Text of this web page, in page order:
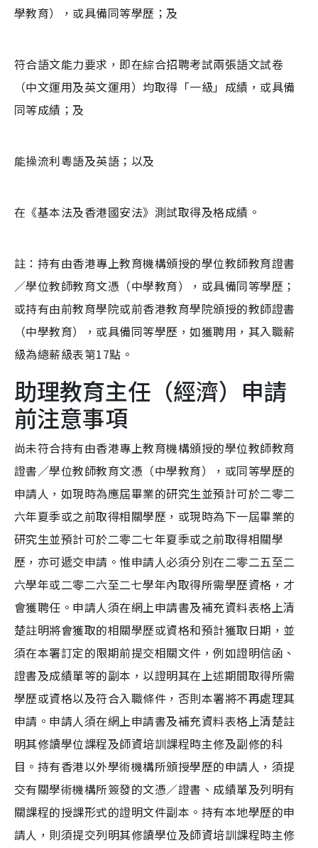
學教育），或具備同等學歷；及
符合語文能力要求，即在綜合招聘考試兩張語文試卷
（中文運用及英文運用）均取得「一級」成績，或具備
同等成績；及
能操流利粵語及英語；以及
在《基本法及香港國安法》測試取得及格成績。
註：持有由香港專上教育機構頒授的學位教師教育證書
／學位教師教育文憑（中學教育），或具備同等學歷；
或持有由前教育學院或前香港教育學院頒授的教師證書
（中學教育），或具備同等學歷，如獲聘用，其入職薪
級為總薪級表第17點。
助理教育主任（經濟）申請
前注意事項
尚未符合持有由香港專上教育機構頒授的學位教師教育
證書／學位教師教育文憑（中學教育），或同等學歷的
申請人，如現時為應屆畢業的研究生並預計可於二零二
六年夏季或之前取得相關學歷，或現時為下一屆畢業的
研究生並預計可於二零二七年夏季或之前取得相關學
歷，亦可遞交申請。惟申請人必須分別在二零二五至二
六學年或二零二六至二七學年內取得所需學歷資格，才
會獲聘任。申請人須在網上申請書及補充資料表格上清
楚註明將會獲取的相關學歷或資格和預計獲取日期，並
須在本署訂定的限期前提交相關文件，例如證明信函、
證書及成績單等的副本，以證明其在上述期間取得所需
學歷或資格以及符合入職條件，否則本署將不再處理其
申請。申請人須在網上申請書及補充資料表格上清楚註
明其修讀學位課程及師資培訓課程時主修及副修的科
目。持有香港以外學術機構所頒授學歷的申請人，須提
交有關學術機構所簽發的文憑／證書、成績單及列明有
關課程的授課形式的證明文件副本。持有本地學歷的申
請人，則須提交列明其修讀學位及師資培訓課程時主修